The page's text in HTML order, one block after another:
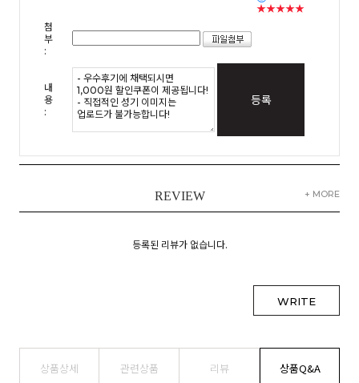
★★★★★
첨
부
:
내
용
:
등록
REVIEW + MORE
등록된 리뷰가 없습니다.
WRITE
상품상세 관련상품 리뷰 상품Q&A